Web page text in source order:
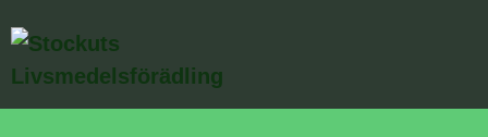
to
Välkommen
Gårdsförsäljning
Sortiment